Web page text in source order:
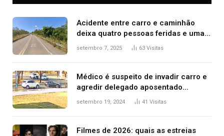
Acidente entre carro e caminhão
deixa quatro pessoas feridas e uma
mulher morta na TO-070
setembro 7, 2025 63 Visitas
Médico é suspeito de invadir carro e
agredir delegado aposentado
durante confusão no trânsito
setembro 19, 2024 41 Visitas
Filmes de 2026: quais as estreias